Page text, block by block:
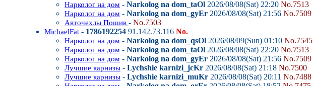
Нарколог на дом - Narkolog na dom_taOl 2026/08/08(Sat) 22:20 No.7513
Нарколог на дом - Narkolog na dom_gyEr 2026/08/08(Sat) 21:56 No.7509
Авточехлы Пошив - No.7503
MichaelFat - 1786192254 91.142.73.116 No.
Нарколог на дом - Narkolog na dom_qsOl 2026/08/09(Sun) 01:10 No.7545
Нарколог на дом - Narkolog na dom_taOl 2026/08/08(Sat) 22:20 No.7513
Нарколог на дом - Narkolog na dom_gyEr 2026/08/08(Sat) 21:56 No.7509
Лучшие карнизы - Lychshie karnizi_jcKr 2026/08/08(Sat) 21:18 No.7500
Лучшие карнизы - Lychshie karnizi_muKr 2026/08/08(Sat) 20:11 No.7488